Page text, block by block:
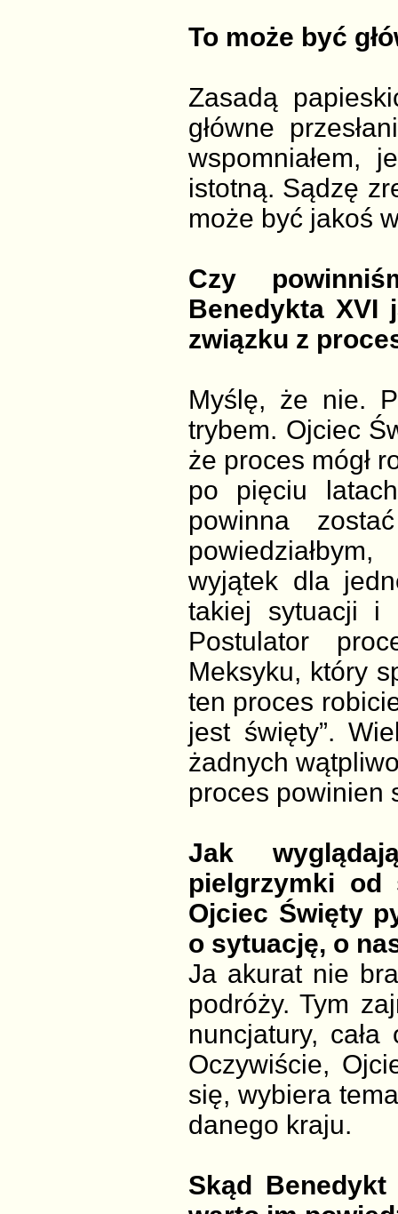
To może być
Zasadą
główne
wspomniałem,
istotną. Sądzę
może być jakoś
Czy
Benedykta XVI
związku z
Myślę, że nie.
trybem. Ojciec
że proces mógł
po pięciu
powinna
wyjątek dla
takiej sytuacji i
Postulator
Meksyku, który
ten proces
jest święty”.
żadnych
proces powinien
Jak
pielgrzymki od
Ojciec Święty
o sytuację, o
Ja akurat nie
podróży. Tym
nuncjatury,
Oczywiście,
się, wybiera
danego kraju.
Skąd